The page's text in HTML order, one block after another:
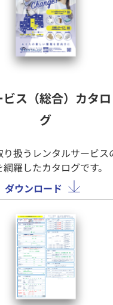
ビス（総合）カタロ
グ
り扱うレンタルサービス
羅したカタログです。
ダウンロード
規定について
法に
記
保証・賠償に